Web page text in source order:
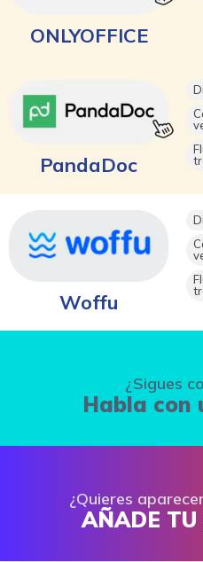
ONLYOFFICE
PandaDoc
Woffu
¿Sigues
Habla con
¿Quieres
AÑADE TU